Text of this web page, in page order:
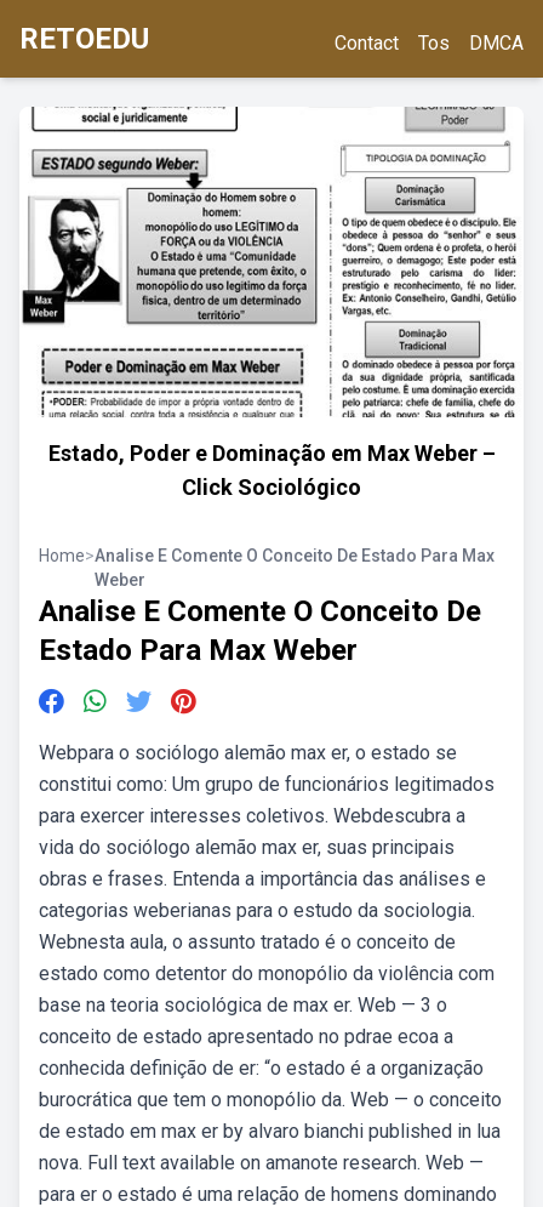
RETOEDU Contact Tos DMCA
Estado, Poder e Dominação em Max Weber –
Click Sociológico
Home>Analise E Comente O Conceito De Estado Para Max
Weber
Analise E Comente O Conceito De
Estado Para Max Weber
Webpara o sociólogo alemão max er, o estado se
constitui como: Um grupo de funcionários legitimados
para exercer interesses coletivos. Webdescubra a
vida do sociólogo alemão max er, suas principais
obras e frases. Entenda a importância das análises e
categorias weberianas para o estudo da sociologia.
Webnesta aula, o assunto tratado é o conceito de
estado como detentor do monopólio da violência com
base na teoria sociológica de max er. Web — 3 o
conceito de estado apresentado no pdrae ecoa a
conhecida definição de er: “o estado é a organização
burocrática que tem o monopólio da. Web — o conceito
de estado em max er by alvaro bianchi published in lua
nova. Full text available on amanote research. Web —
para er o estado é uma relação de homens dominando